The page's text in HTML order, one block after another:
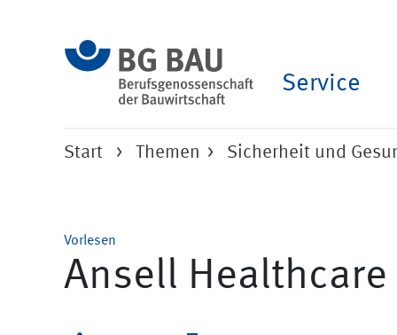
Service
Start Themen Sicherheit und
Vorlesen
Ansell Healthcare